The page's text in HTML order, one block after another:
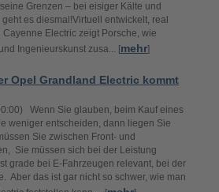
Grenzen – bei eisiger Kälte und
es diesmal!Virtuell entwickelt, real
Electric zeigt Porsche, wie
Ingenieurskunst zusa... [mehr]
Opel Grandland Electric kommt
Wenn Sie glauben, beim Kauf eines
weniger entscheiden, dann liegen Sie
Sie zwischen Front- und
Sie müssen sich bei der Leistung
grade bei E-Fahrzeugen relevant, bei der
Aber das ist gar nicht so schwer, wie man